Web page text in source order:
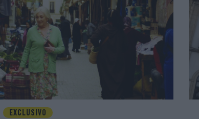
EXCLUSIVO